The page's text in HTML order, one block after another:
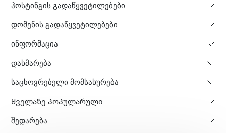
ჰოსტინგის გადაწყვეტილებები
დომენის გადაწყვეტილებები
ინფორმაცია
დახმარება
საცხოვრებელი მომსახურება
Ყველაზე პოპულარული
Შედარება